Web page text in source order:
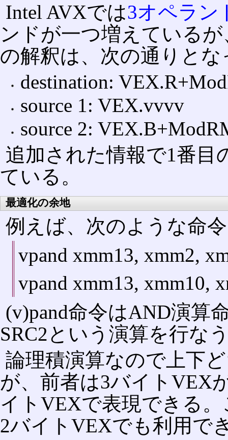
Intel AVXでは3オペラン
ンドが一つ増えている
の解釈は、次の通りと
destination:
source 1: VEX.vvvv
source 2:
追加された情報で1番目
ている。
最適化の余地
例えば、次のような命
vpand xmm13, xmm2,
vpand xmm13, xmm10,
(v)pand命令はAND演算
SRC2という演算を行な
論理積演算なので上下
が、前者は3バイトVEX
イトVEXで表現できる
2バイトVEXでも利用で